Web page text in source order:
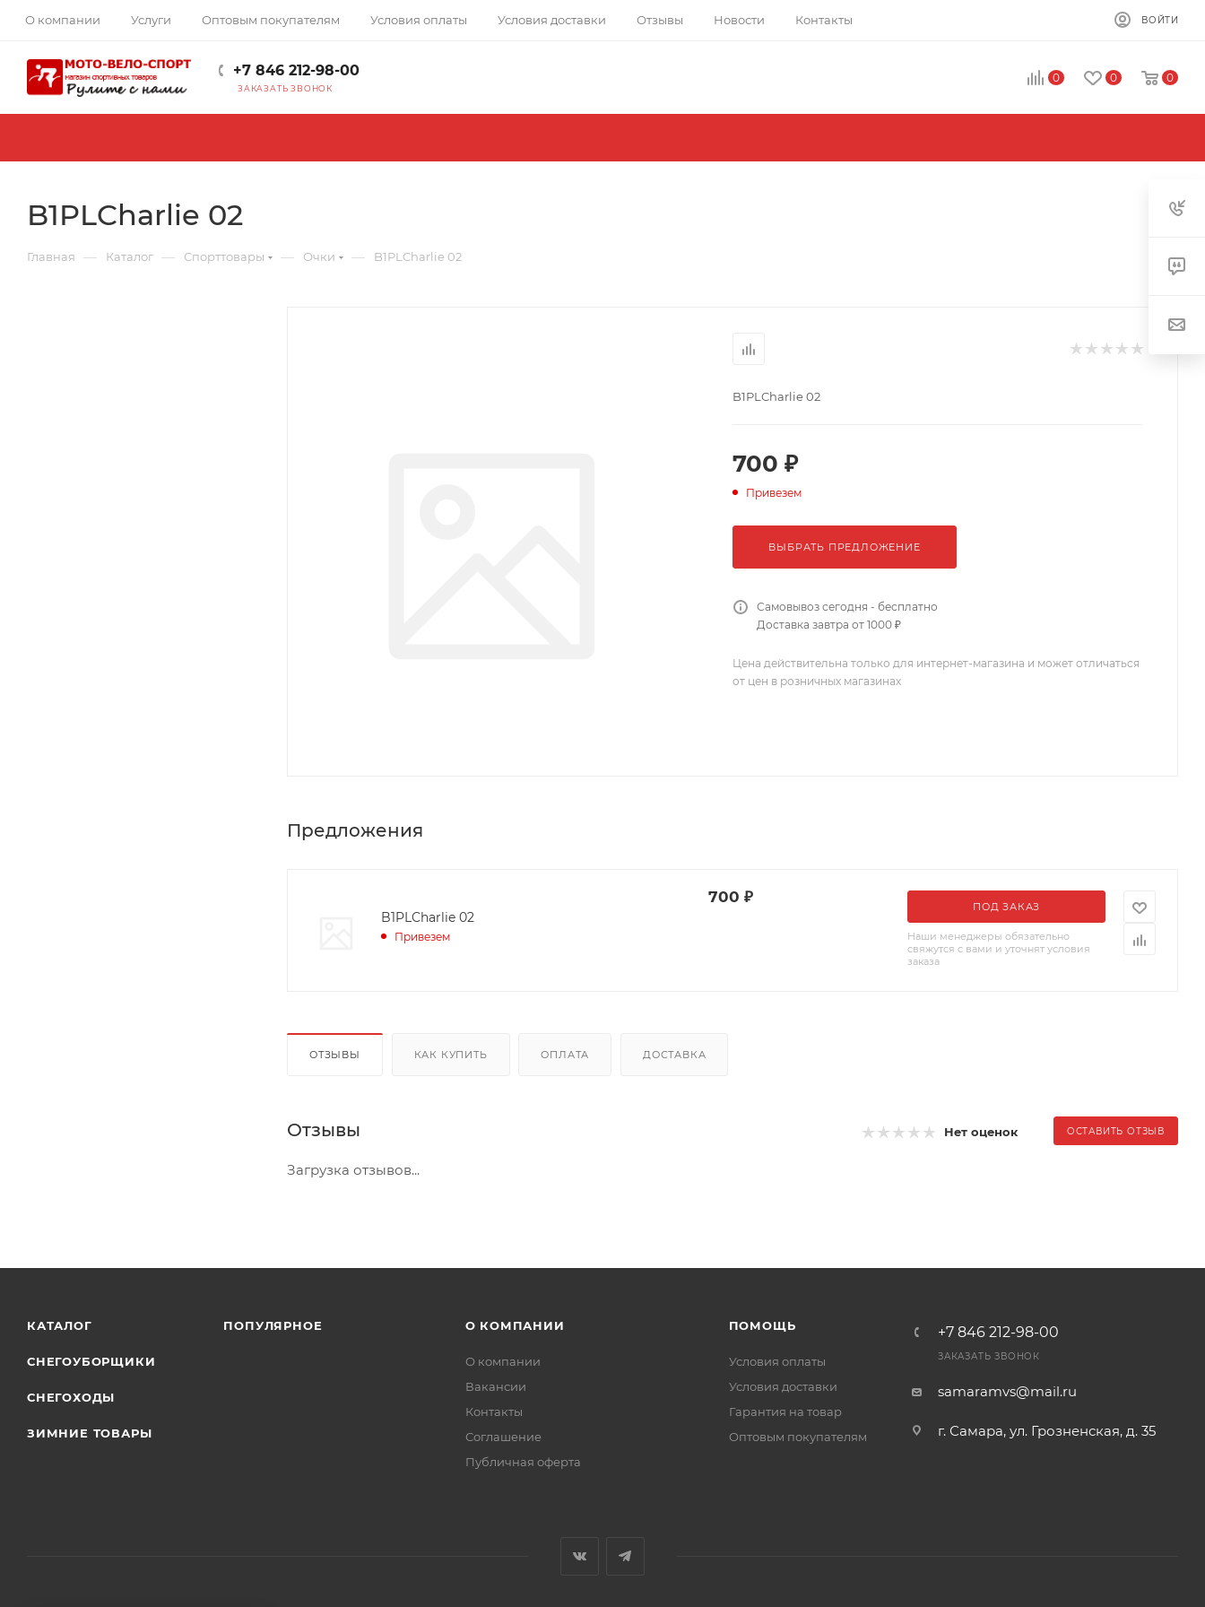
О компании Услуги Оптовым покупателям Условия оплаты Условия доставки Отзывы Новости Контакты ВОЙТИ
+7 846 212-98-00
ЗАКАЗАТЬ ЗВОНОК
0 0 0
B1PLCharlie 02
Главная — Каталог — Спорттовары — Очки — B1PLCharlie 02
B1PLCharlie 02
700 ₽
Привезем
ВЫБРАТЬ ПРЕДЛОЖЕНИЕ
Самовывоз сегодня - бесплатно
Доставка завтра от 1000 ₽
Цена действительна только для интернет-магазина и может отличаться
от цен в розничных магазинах
Предложения
B1PLCharlie 02
Привезем
700 ₽
ПОД ЗАКАЗ
Наши менеджеры обязательно
свяжутся с вами и уточнят условия
заказа
ОТЗЫВЫ КАК КУПИТЬ ОПЛАТА ДОСТАВКА
Отзывы Нет оценок ОСТАВИТЬ ОТЗЫВ
Загрузка отзывов...
КАТАЛОГ
СНЕГОУБОРЩИКИ
СНЕГОХОДЫ
ЗИМНИЕ ТОВАРЫ
ПОПУЛЯРНОЕ О КОМПАНИИ
О компании
Вакансии
Контакты
Соглашение
Публичная оферта
ПОМОЩЬ
Условия оплаты
Условия доставки
Гарантия на товар
Оптовым покупателям
+7 846 212-98-00
ЗАКАЗАТЬ ЗВОНОК
samaramvs@mail.ru
г. Самара, ул. Грозненская, д. 35